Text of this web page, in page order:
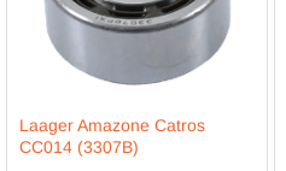
Laager Amazone Catros
CC014 (3307B)